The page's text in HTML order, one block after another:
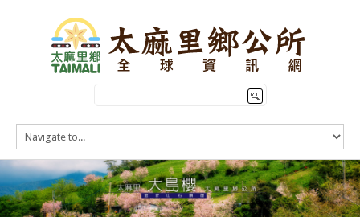
HOME
訊息公告
本鄉簡介
公所介紹